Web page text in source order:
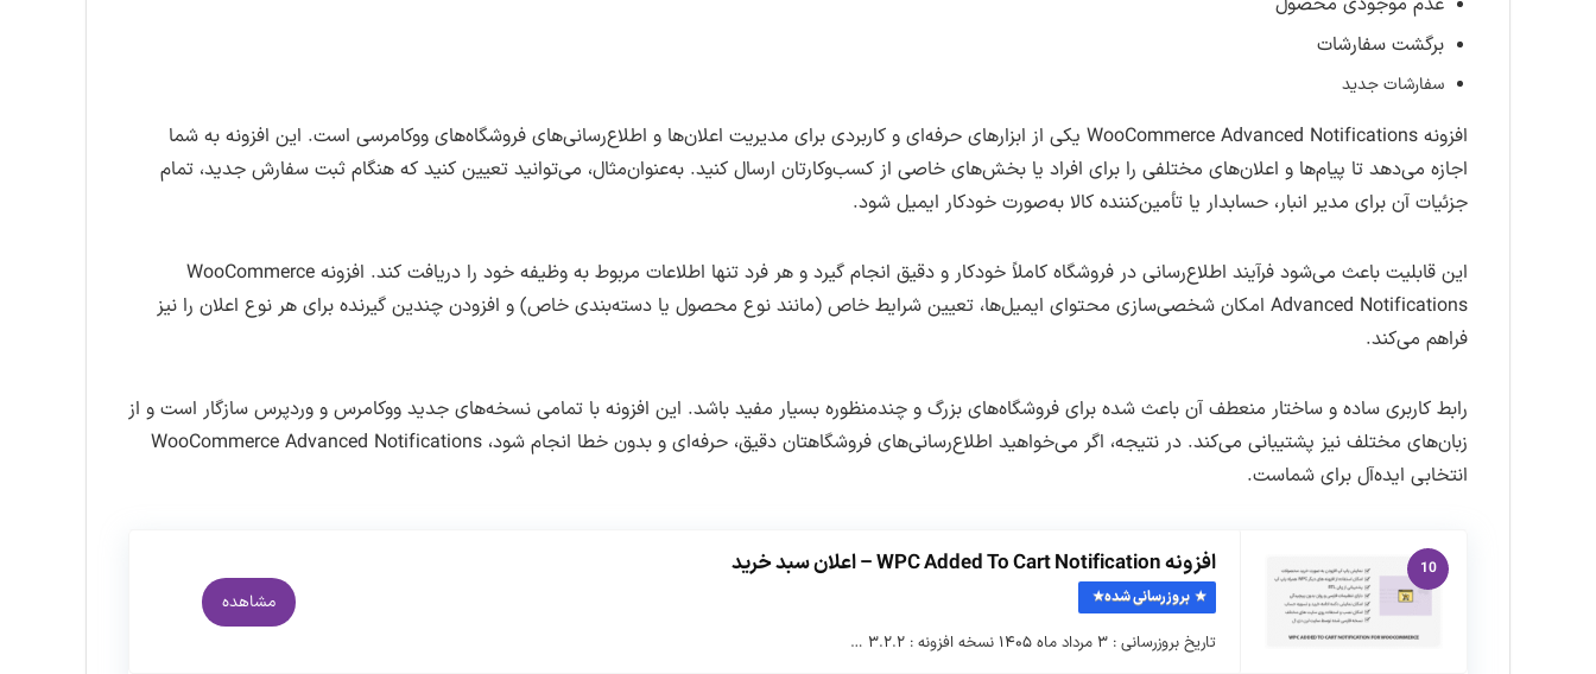
برگشت سفارشات
سفارشات جدید
افزونه WooCommerce Advanced Notifications یکی از ابزارهای حرفه‌ای و کاربردی برای مدیریت اعلان‌ها و اطلاع‌رسانی‌های فروشگاه‌های ووکامرسی است. این افزونه به شما
اجازه می‌دهد تا پیام‌ها و اعلان‌های مختلفی را برای افراد یا بخش‌های خاصی از کسب‌وکارتان ارسال کنید. به‌عنوان‌مثال، می‌توانید تعیین کنید که هنگام ثبت سفارش جدید، تمام
جزئیات آن برای مدیر انبار، حسابدار یا تأمین‌کننده کالا به‌صورت خودکار ایمیل شود.
این قابلیت باعث می‌شود فرآیند اطلاع‌رسانی در فروشگاه کاملاً خودکار و دقیق انجام گیرد و هر فرد تنها اطلاعات مربوط به وظیفه خود را دریافت کند. افزونه WooCommerce
Advanced Notifications امکان شخصی‌سازی محتوای ایمیل‌ها، تعیین شرایط خاص (مانند نوع محصول یا دسته‌بندی خاص) و افزودن چندین گیرنده برای هر نوع اعلان را نیز
فراهم می‌کند.
رابط کاربری ساده و ساختار منعطف آن باعث شده برای فروشگاه‌های بزرگ و چندمنظوره بسیار مفید باشد. این افزونه با تمامی نسخه‌های جدید ووکامرس و وردپرس سازگار است و از
زبان‌های مختلف نیز پشتیبانی می‌کند. در نتیجه، اگر می‌خواهید اطلاع‌رسانی‌های فروشگاهتان دقیق، حرفه‌ای و بدون خطا انجام شود، WooCommerce Advanced Notifications
انتخابی ایده‌آل برای شماست.
10 افزونه WPC Added To Cart Notification – اعلان سبد خرید
بروزرسانی شده
تاریخ بروزرسانی : ۳ مرداد ماه ۱۴۰۵ نسخه افزونه : ۳.۲.۲ …
مشاهده